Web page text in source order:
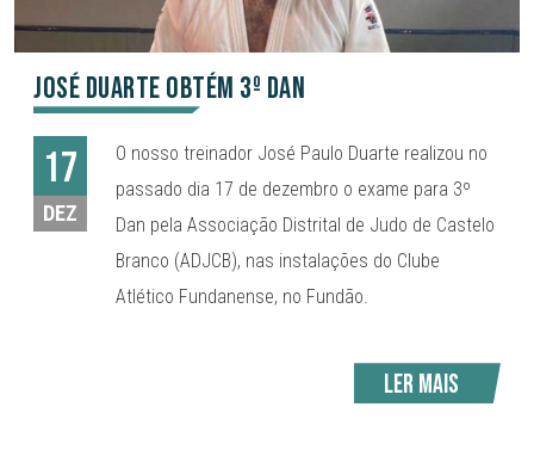
José Duarte obtém 3º Dan
17
DEZ
O nosso treinador José Paulo Duarte realizou no
passado dia 17 de dezembro o exame para 3º
Dan pela Associação Distrital de Judo de Castelo
Branco (ADJCB), nas instalações do Clube
Atlético Fundanense, no Fundão.
Ler mais